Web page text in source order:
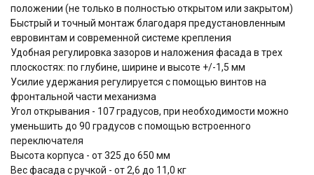
положении (не только в полностью открытом или закрытом)
Быстрый и точный монтаж благодаря предустановленным
евровинтам и современной системе крепления
Удобная регулировка зазоров и наложения фасада в трех
плоскостях: по глубине, ширине и высоте +/-1,5 мм
Усилие удержания регулируется с помощью винтов на
фронтальной части механизма
Угол открывания - 107 градусов, при необходимости можно
уменьшить до 90 градусов с помощью встроенного
переключателя
Высота корпуса - от 325 до 650 мм
Вес фасада с ручкой - от 2,6 до 11,0 кг